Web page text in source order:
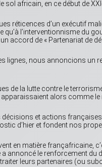
sol africain, en ce début de
réticences d’un exécutif
qu’à l’interventionnisme du
accord de « Partenariat de
lignes, nous annoncions un
de la lutte contre le
alors comme
décisions et actions
d’hier et fondent nos
en matière françafricaine,
a annoncé le renforcement
leurs partenaires (ou